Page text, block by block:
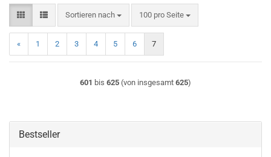
Sortieren nach
Sortieren nach 100 pro Seite
pro Seite
« 1 2 3 4 5 6 7
601 bis 625 (von insgesamt 625)
Bestseller